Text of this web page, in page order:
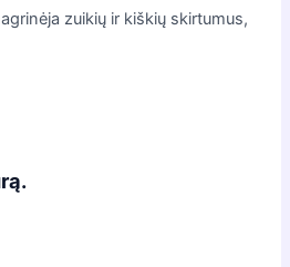
zuikių ir kiškių skirtumus,